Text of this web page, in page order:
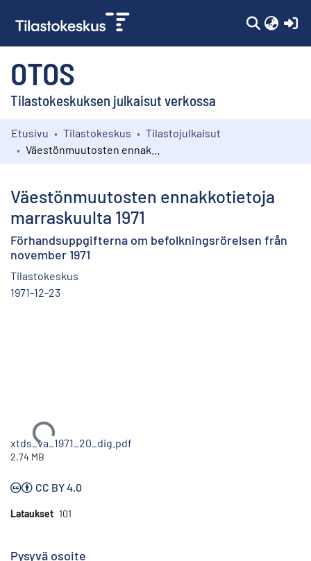
OTOS
Tilastokeskuksen julkaisut verkossa
Kokoelmat
Etusivu Tilastokeskus
Tilastojulkaisut
Väestönmuutosten ennakkotietoja
marraskuulta 1971
Förhandsuppgifterna om befolkningsrörelsen från
november 1971
Tilastokeskus
1971-12-23
Ladataan...
xtds_va_1971_20_dig.pdf
2.74 MB
CC BY 4.0
Lataukset 101
Pysyvä osoite